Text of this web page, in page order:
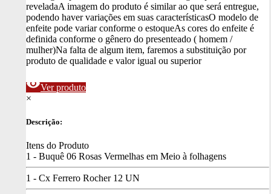
reveladaA imagem do produto é similar ao que será entregue,
podendo haver variações em suas característicasO modelo de
enfeite pode variar conforme o estoqueAs cores do enfeite é
definida conforme o gênero do presenteado ( homem /
mulher)Na falta de algum item, faremos a substituição por
produto de qualidade e valor igual ou superior
visibilityVer produto
×
Descrição:
Itens do Produto
1 - Buquê 06 Rosas Vermelhas em Meio à folhagens
1 - Cx Ferrero Rocher 12 UN